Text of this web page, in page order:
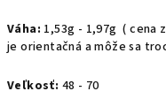
Váha: 1,53g - 1,97g ( cena
je orientačná a môže sa
Veľkosť: 48 - 70